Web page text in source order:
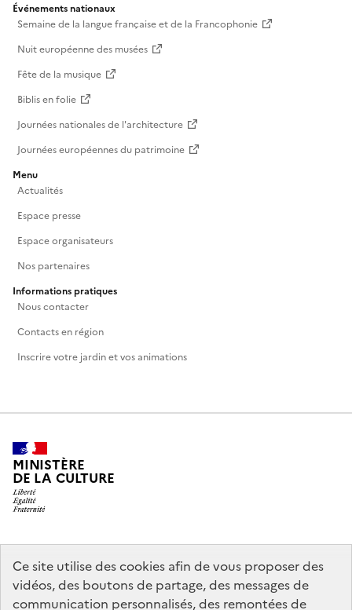
Ce site utilise des cookies afin de vous proposer des
vidéos, des boutons de partage, des messages de
communication personnalisés, des remontées de
Événements nationaux
Semaine de la langue française et de la Francophonie
Nuit européenne des musées
Fête de la musique
Biblis en folie
Journées nationales de l'architecture
Journées européennes du patrimoine
Menu
Actualités
Espace presse
Espace organisateurs
Nos partenaires
Informations pratiques
Nous contacter
Contacts en région
Inscrire votre jardin et vos animations
MINISTÈRE
DE LA CULTURE
legifrance.gouv.fr
info.gouv.fr
service-public.gouv.fr
data.gouv.fr